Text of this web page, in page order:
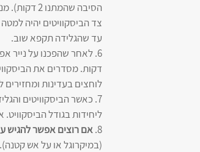
הסיבה
צד הביסקוויטים יהיה
עד שהגלידה תקפא שוב.
דקות. מסדרים את
לוחצים בעדינות
7. כאשר הביסקוויטים
ליחידות בגודל
8. אם רוצים אפשר להגיש